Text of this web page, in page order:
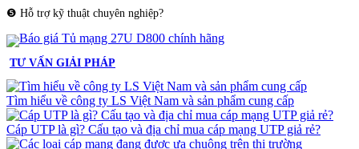
❺ Hỗ trợ kỹ thuật chuyên nghiệp?
TƯ VẤN GIẢI PHÁP
Tìm hiểu về công ty LS Việt Nam và sản phẩm cung cấp
Cáp UTP là gì? Cấu tạo và địa chỉ mua cáp mạng UTP giả rẻ?